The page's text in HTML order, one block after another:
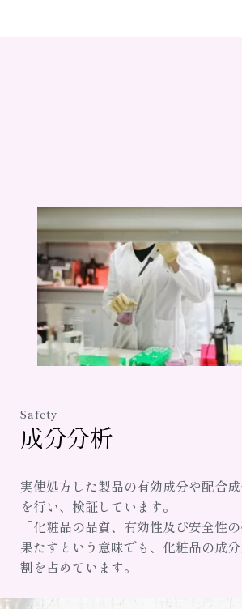
Safety
成分分析
実使処方した製品の有効成分や配合
を行い、検証しています。
「化粧品の品質、有効性及び安全性
果たすという意味でも、化粧品の成
割を占めています。